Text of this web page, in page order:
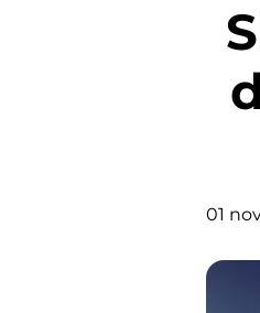
Skötselråd för palettblad: Allt
01